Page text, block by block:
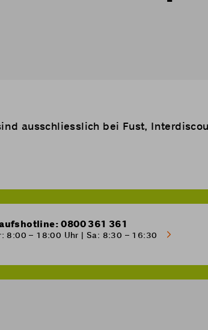
ausschliesslich bei Fust,
0800 361 361
8:00 – 18:00 Uhr | Sa: 8:30 – 16:30